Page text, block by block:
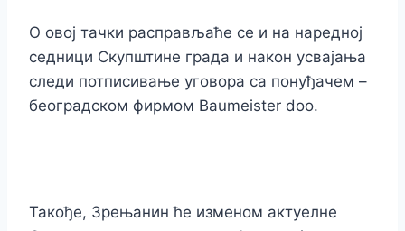
О овој тачки расправљаће се и на наредној
седници Скупштине града и након усвајања
следи потписивање уговора са понуђачем –
београдском фирмом Baumeister doo.
Такође, Зрењанин ће изменом актуелне